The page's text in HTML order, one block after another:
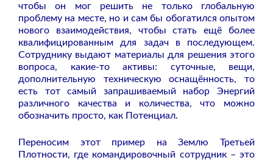
чтобы он мог решить не только глобальную
проблему на месте, но и сам бы обогатился опытом
нового взаимодействия, чтобы стать ещё более
квалифицированным для задач в последующем.
Сотруднику выдают материалы для решения этого
вопроса, какие-то активы: суточные, вещи,
дополнительную техническую оснащённость, то
есть тот самый запрашиваемый набор Энергий
различного качества и количества, что можно
обозначить просто, как Потенциал.
Переносим этот пример на Землю Третьей
Плотности, где командировочный сотрудник – это